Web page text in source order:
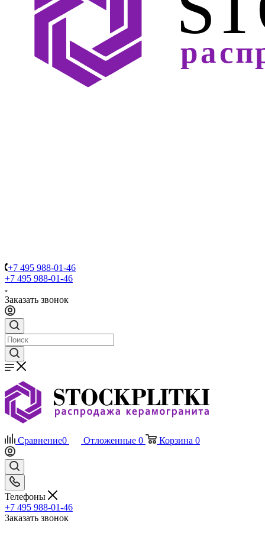
+7 495 988-01-46
+7 495 988-01-46
Заказать звонок
Сравнение0 Отложенные 0 Корзина 0
Телефоны
+7 495 988-01-46
Заказать звонок